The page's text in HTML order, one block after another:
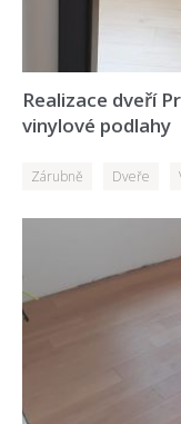
Realizace dveří
vinylové podlahy
Zárubně Dveře